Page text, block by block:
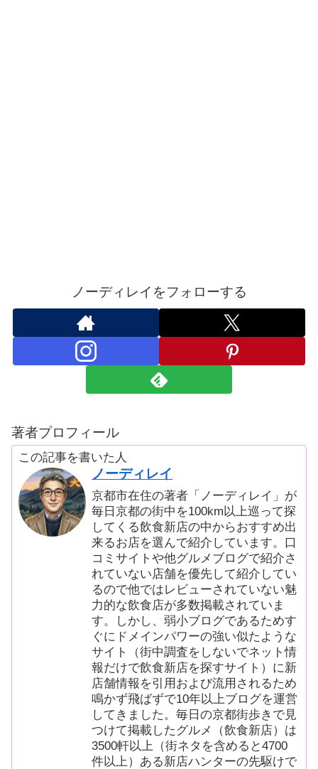
ノーディレイをフォローする
著者プロフィール
この記事を書いた人
ノーディレイ
京都市在住の著者「ノーディレイ」が
毎日京都の街中を100km以上巡って探
してくる飲食新店の中からおすすめ出
来るお店を選んで紹介しています。口
コミサイトや他グルメブログで紹介さ
れていない店舗を優先して紹介してい
るので他ではレビューされていない魅
力的な飲食店が多数掲載されていま
す。しかし、弱小ブログであるためす
ぐにドメインパワーの強い似たような
サイト（街中調査をしないでネット情
報だけで飲食新店を探すサイト）に新
店舗情報を引用および流用されるため
鳴かず飛ばずで10年以上ブログを運営
してきました。毎日の京都街歩きで見
つけて掲載したグルメ（飲食新店）は
3500軒以上（街ネタを含めると4700
件以上）ある新店ハンターの先駆けで